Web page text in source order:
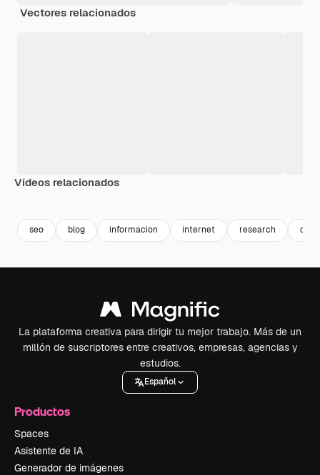
Vectores relacionados
Vídeos relacionados
seo blog informacion internet research
La plataforma creativa para dirigir tu mejor trabajo. Más de un
millón de suscriptores entre creativos, empresas, agencias y
estudios.
Español
Productos
Spaces
Asistente de IA
Generador de imágenes